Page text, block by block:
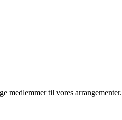
medlemmer til vores arrangementer.